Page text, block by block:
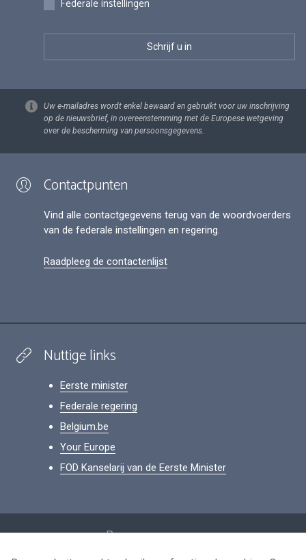
Federale instellingen
Uw e-mailadres wordt enkel bewaard en gebruikt voor uw inschrijving
op de nieuwsbrief, in overeenstemming met de Europese wetgeving
over de bescherming van persoonsgegevens.
Contactpunten
Vind alle contactgegevens terug van de woordvoerders
van de federale instellingen en regering.
Raadpleeg de contactenlijst
Nuttige links
Eerste minister
Federale regering
Belgium.be
Your Europe
FOD Kanselarij van de Eerste Minister
Persoonsgegevens